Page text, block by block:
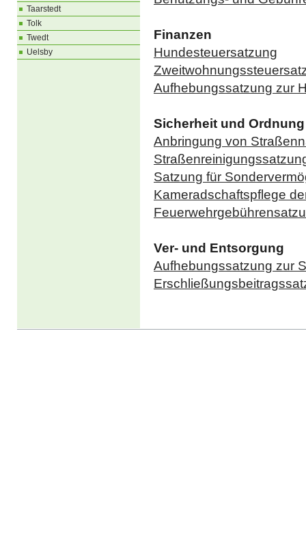
Taarstedt
Tolk
Twedt
Uelsby
Finanzen
Hundesteuersatzung
Aufhebungssatzung zur
Sicherheit und Ordnung
Anbringung von
Satzung für
Kameradschaftspflege
Ver- und Entsorgung
Aufhebungssatzung zur